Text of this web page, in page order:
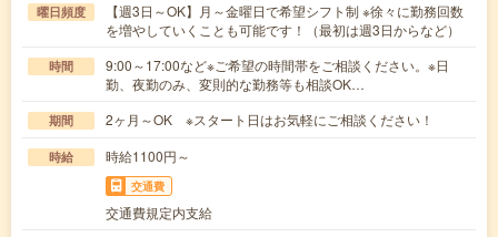
曜日頻度
【週3日～OK】月～金曜日で希望シフト制 ※徐々に勤務回数
を増やしていくことも可能です！（最初は週3日からなど）
時間
9:00～17:00など※ご希望の時間帯をご相談ください。※日
勤、夜勤のみ、変則的な勤務等も相談OK…
期間 2ヶ月～OK ※スタート日はお気軽にご相談ください！
時給 時給1100円～
交通費
交通費規定内支給